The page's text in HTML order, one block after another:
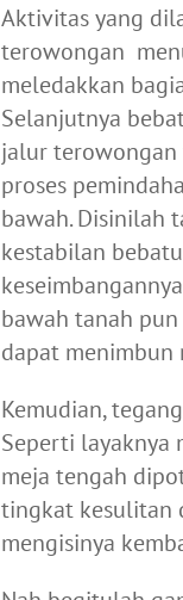
Aktivitas yang
terowongan
meledakkan
Selanjutnya
jalur terowongan
proses
bawah. Disinilah
kestabilan
bawah tanah
dapat menimbun
Kemudian,
Seperti layaknya
meja tengah
tingkat kesulitan
mengisinya